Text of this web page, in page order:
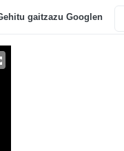
gaitzazu Googlen